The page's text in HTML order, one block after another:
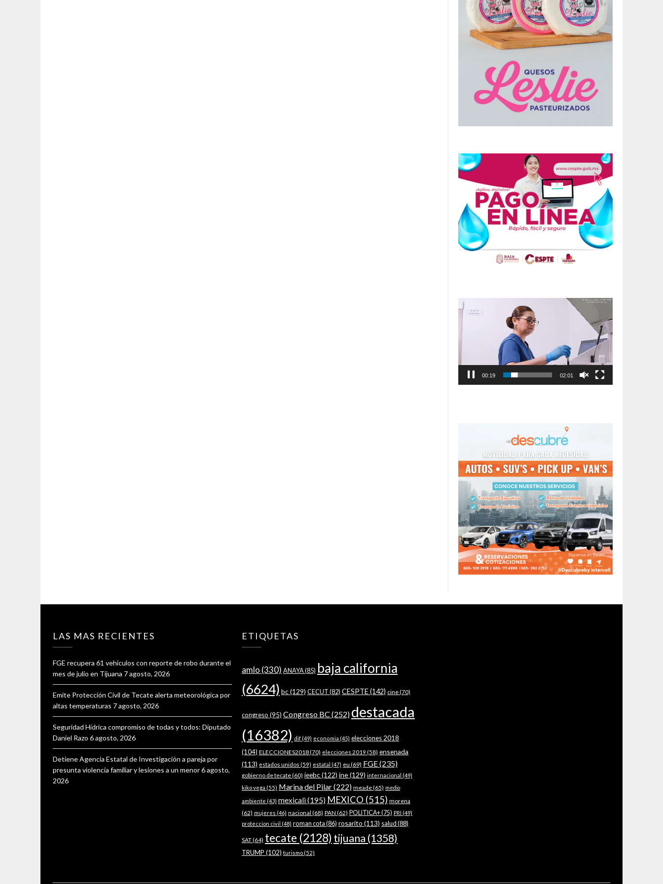
Reproductor
de
00:20 02:01
LAS MAS RECIENTES
FGE recupera 61 vehículos con reporte de robo durante el
mes de julio en Tijuana 7 agosto, 2026
Emite Protección Civil de Tecate alerta meteorológica por
altas temperaturas 7 agosto, 2026
Seguridad Hídrica compromiso de todas y todos: Diputado
Daniel Razo 6 agosto, 2026
Detiene Agencia Estatal de Investigación a pareja por
presunta violencia familiar y lesiones a un menor6 agosto,
2026
ETIQUETAS
amlo (330) ANAYA(85) baja california
(6624) bc(129) CECUT(82) CESPTE (142) cine(70)
congreso (95) Congreso BC (252) destacada
(16382) dif(49) economia (45) elecciones 2018
(104) ELECCIONES2018(70) elecciones 2019 (58) ensenada
(113) estados unidos (59) estatal (47) eu (69) FGE(235)
gobierno de tecate(60) ieebc(122) ine(129) internacional (49)
kiko vega (55) Marina del Pilar(222) meade(65) medio
ambiente (43) mexicali(195) MEXICO (515) morena
(62) mujeres (46) nacional (68) PAN (62) POLITICA+(75) PRI (49)
proteccion civil (48) roman cota(86) rosarito (113) salud(88)
SAT(64) tecate (2128) tijuana (1358)
TRUMP (102) turismo(52)